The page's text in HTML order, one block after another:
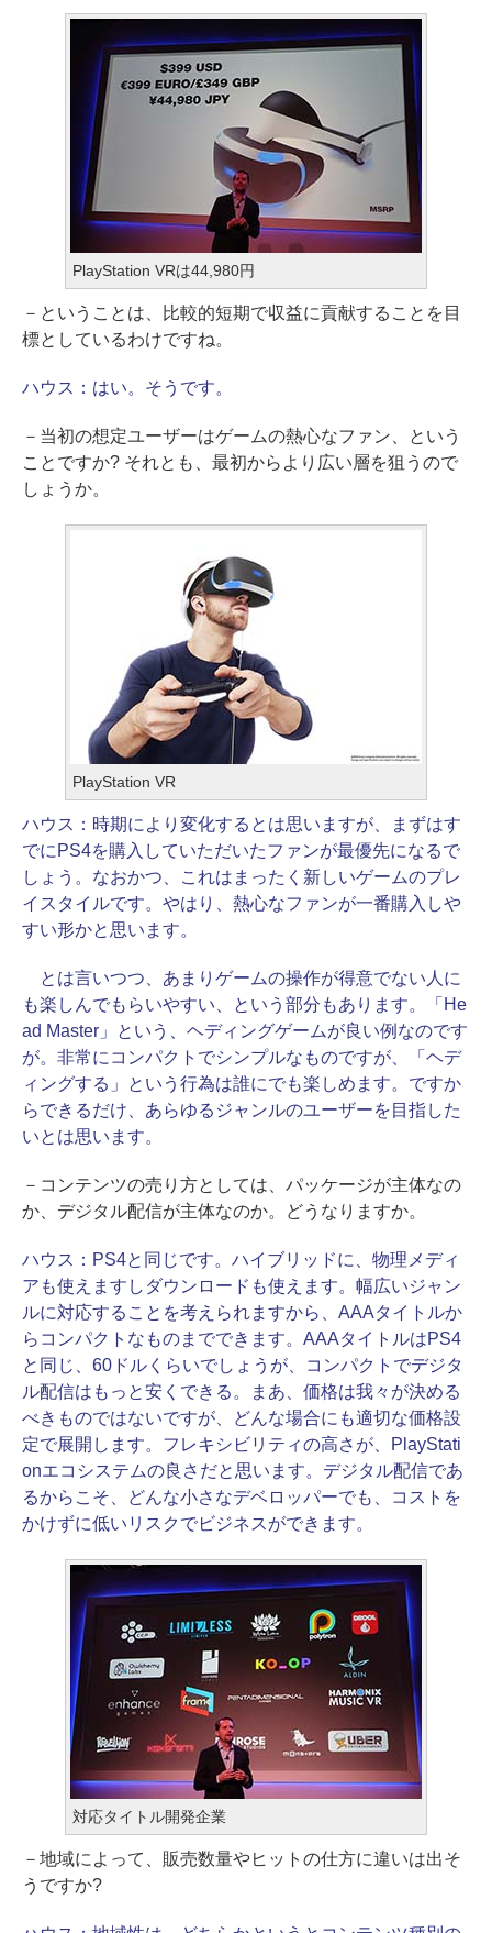
PlayStation VRは44,980円
－ということは、比較的短期で収益に貢献することを目
標としているわけですね。
ハウス： はい。そうです。
－当初の想定ユーザーはゲームの熱心なファン、という
ことですか? それとも、最初からより広い層を狙うので
しょうか。
PlayStation VR
ハウス： 時期により変化するとは思いますが、まずはす
でにPS4を購入していただいたファンが最優先になるで
しょう。なおかつ、これはまったく新しいゲームのプレ
イスタイルです。やはり、熱心なファンが一番購入しや
すい形かと思います。
とは言いつつ、あまりゲームの操作が得意でない人に
も楽しんでもらいやすい、という部分もあります。「He
ad Master」という、ヘディングゲームが良い例なのです
が。非常にコンパクトでシンプルなものですが、「ヘデ
ィングする」という行為は誰にでも楽しめます。ですか
らできるだけ、あらゆるジャンルのユーザーを目指した
いとは思います。
－コンテンツの売り方としては、パッケージが主体なの
か、デジタル配信が主体なのか。どうなりますか。
ハウス： PS4と同じです。ハイブリッドに、物理メディ
アも使えますしダウンロードも使えます。幅広いジャン
ルに対応することを考えられますから、AAAタイトルか
らコンパクトなものまでできます。AAAタイトルはPS4
と同じ、60ドルくらいでしょうが、コンパクトでデジタ
ル配信はもっと安くできる。まあ、価格は我々が決める
べきものではないですが、どんな場合にも適切な価格設
定で展開します。フレキシビリティの高さが、PlayStati
onエコシステムの良さだと思います。デジタル配信であ
るからこそ、どんな小さなデベロッパーでも、コストを
かけずに低いリスクでビジネスができます。
対応タイトル開発企業
－地域によって、販売数量やヒットの仕方に違いは出そ
うですか?